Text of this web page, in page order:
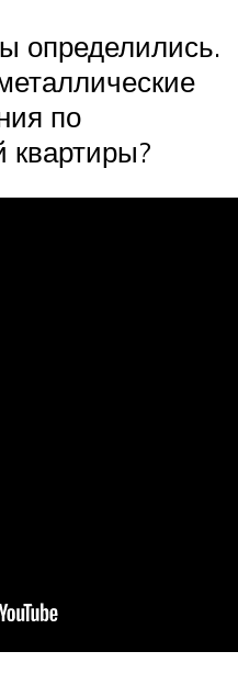
определились.
по